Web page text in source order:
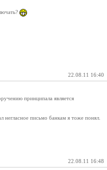
22.08.11 16:40
принципала является
письмо банкам я тоже понял.
22.08.11 16:48